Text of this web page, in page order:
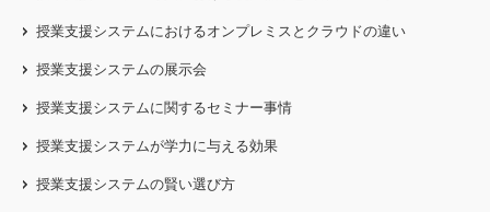
授業支援システムにおけるオンプレミスとクラウドの違い
授業支援システムの展示会
授業支援システムに関するセミナー事情
授業支援システムが学力に与える効果
授業支援システムの賢い選び方